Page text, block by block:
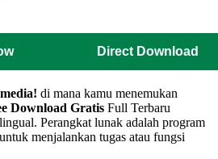
Direct Download
di mana kamu menemukan
Download Gratis Full Terbaru
Perangkat lunak adalah program
menjalankan tugas atau fungsi